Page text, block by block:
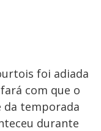
foi adiada
com que o
temporada
durante